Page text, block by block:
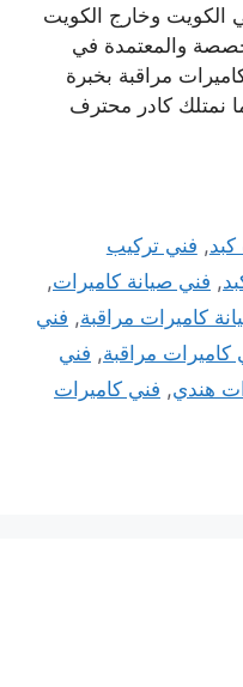
الكويت وخارج الكويت
والمعتمدة في
مراقبة بخبرة
نمتلك كادر محترف
, فني تركيب
, فني صيانة كاميرات,
كاميرات مراقبة, فني
كاميرات مراقبة, فني
هندي, فني كاميرات